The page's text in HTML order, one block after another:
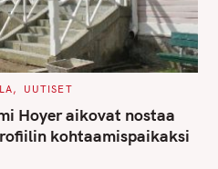
UUTISET
Hoyer aikovat nostaa
kohtaamispaikaksi